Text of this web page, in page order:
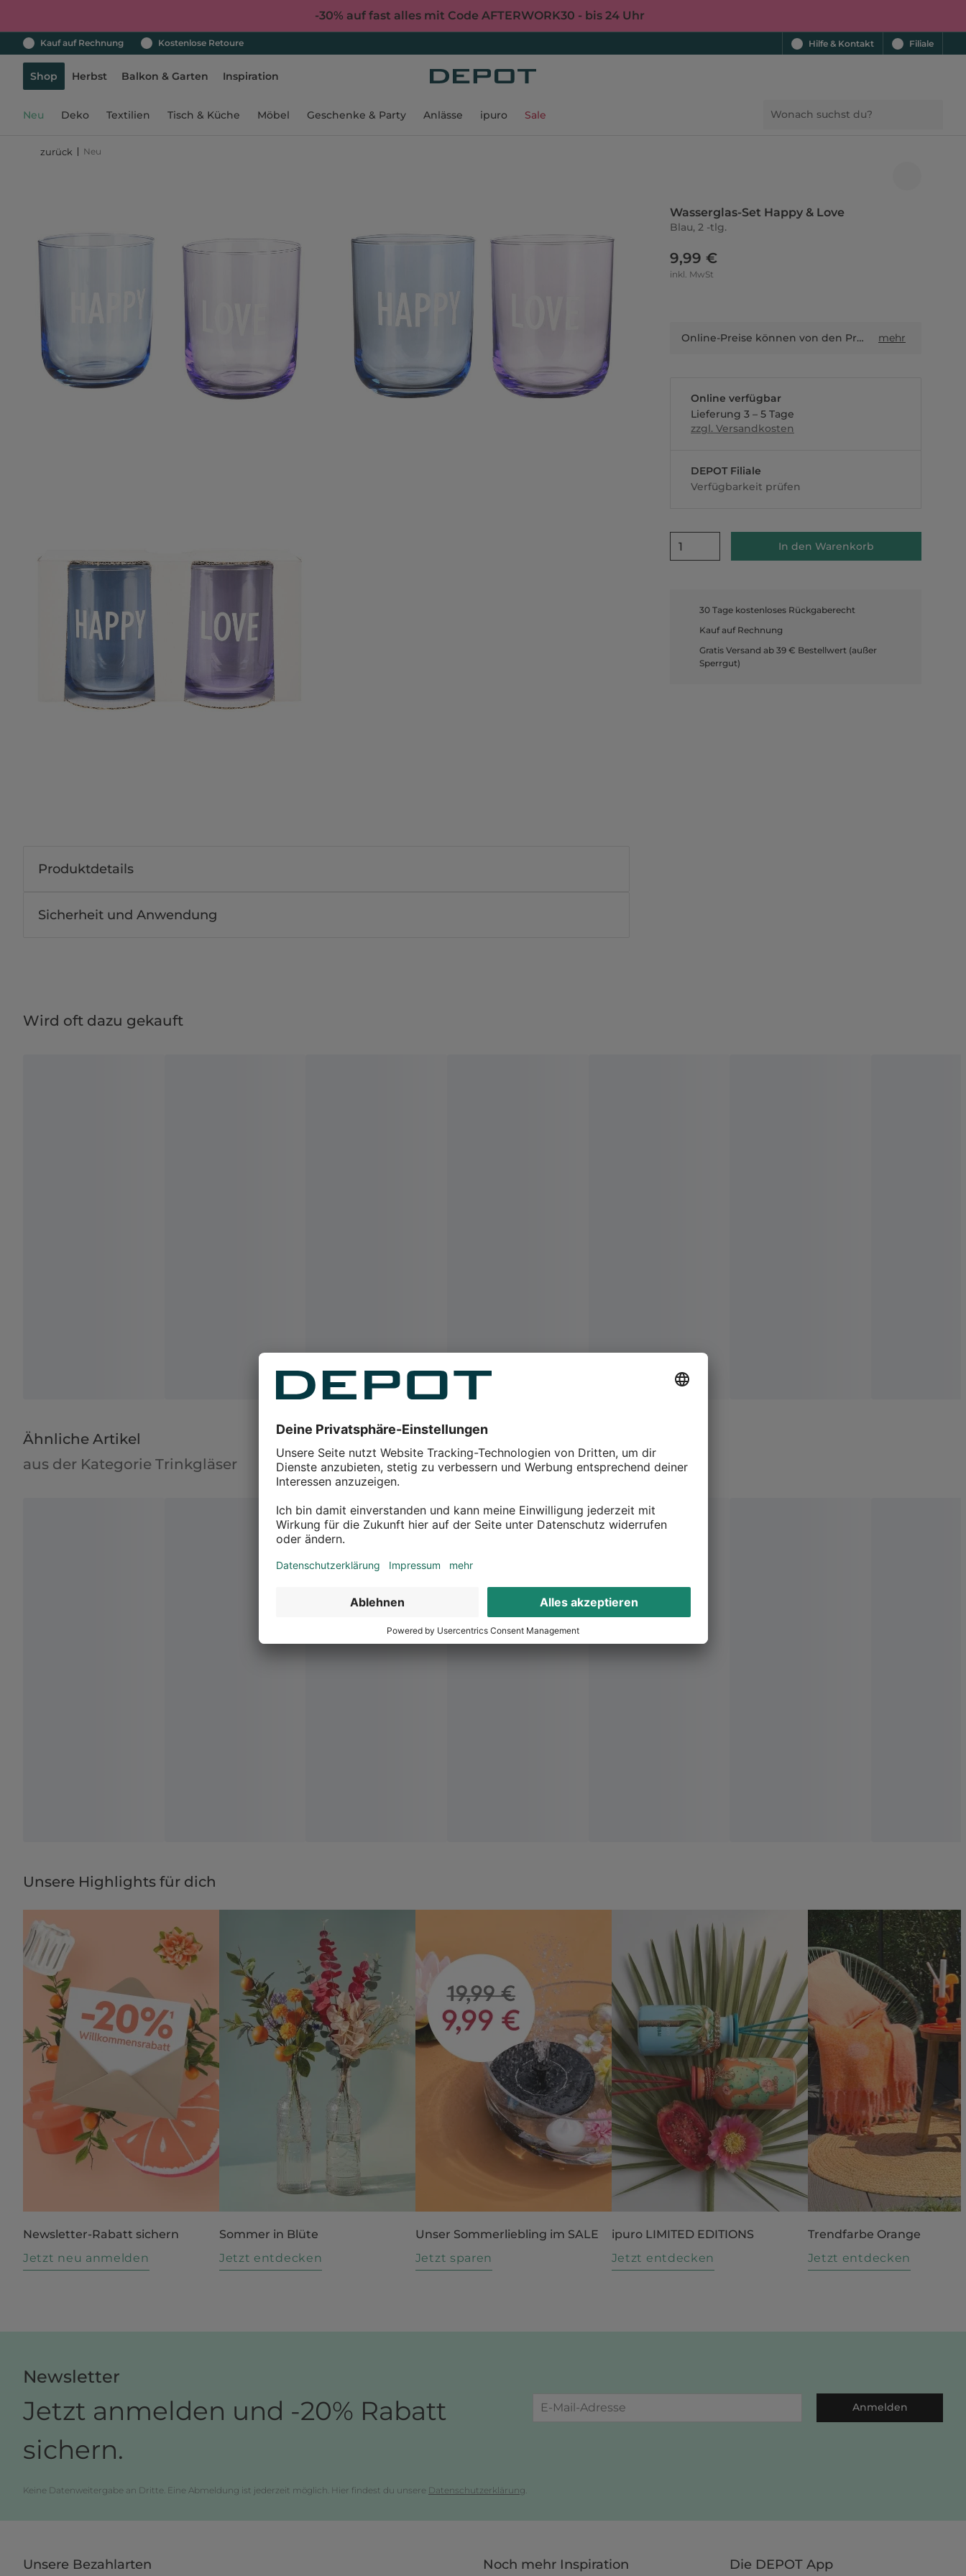
-30% auf fast alles mit Code AFTERWORK30 - bis 24 Uhr
Kauf auf Rechnung Kostenlose Retoure Hilfe & Kontakt Filiale
Shop Herbst Balkon & Garten Inspiration
Neu Deko Textilien Tisch & Küche Möbel Geschenke & Party Anlässe ipuro Sale
zurück Neu
Wasserglas-Set Happy & Love
Blau, 2 -tlg.
9,99 €
inkl. MwSt
Online-Preise können von den Preisen in Filialen sowie Shop-in-Shop-Flächen abweichen. mehr
Online verfügbar
Lieferung 3 – 5 Tage
zzgl. Versandkosten
DEPOT Filiale
Verfügbarkeit prüfen
1 In den Warenkorb
30 Tage kostenloses Rückgaberecht
Kauf auf Rechnung
Gratis Versand ab 39 € Bestellwert (außer
Sperrgut)
Produktdetails
Sicherheit und Anwendung
Wird oft dazu gekauft
Ähnliche Artikel
aus der Kategorie Trinkgläser
Unsere Highlights für dich
Newsletter-Rabatt sichern
Jetzt neu anmelden
Sommer in Blüte
Jetzt entdecken
Unser Sommerliebling im SALE
Jetzt sparen
ipuro LIMITED EDITIONS
Jetzt entdecken
Trendfarbe Orange
Jetzt entdecken
Newsletter
Jetzt anmelden und -20% Rabatt
sichern.
Anmelden
Keine Datenweitergabe an Dritte. Eine Abmeldung ist jederzeit möglich. Hier findest du unsere Datenschutzerklärung.
Unsere Bezahlarten Noch mehr Inspiration Die DEPOT App